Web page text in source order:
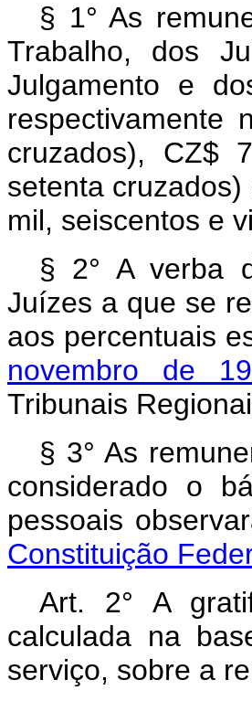
§ 1° As
Trabalho, dos
Julgamento e
respectivamente
cruzados), CZ$
setenta
mil, seiscentos e
§ 2° A verba
Juízes a que se
aos percentuais
novembro de
Tribunais
§ 3° As
considerado o
pessoais
Constituição
Art. 2° A
calculada na
serviço, sobre a